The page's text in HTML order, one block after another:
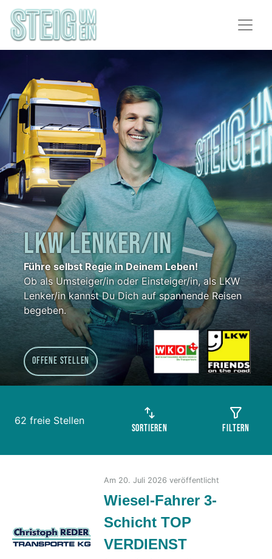
LKW LENKER/IN
Führe selbst Regie in Deinem Leben!
Ob als Umsteiger/in oder Einsteiger/in, als LKW
Lenker/in kannst Du Dich auf spannende Reisen
begeben.
Offene Stellen
62 freie Stellen
Sortieren Filtern
Am 20. Juli 2026 veröffentlicht
Wiesel-Fahrer 3-
Schicht TOP
VERDIENST